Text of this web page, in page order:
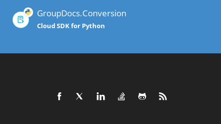
GroupDocs.Conversion
Cloud SDK for Python